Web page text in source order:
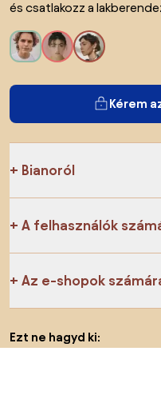
és csatlakozz a
Kérem
Bianoról
A felhasználók
Az e-shopok
Ezt ne hagyd ki: